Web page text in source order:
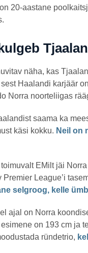
20-aastane
näha, kas
Haalandi karjäär
Norra noorteliigas
saama ka
käsi kokku. Neil on
EMilt jäi
Premier League’i
selgroog, kelle
ajal on Norra
on 193 cm ja
ründetrio,